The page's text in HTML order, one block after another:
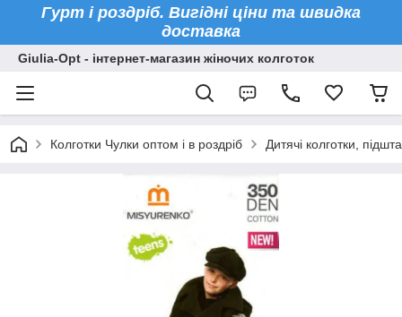
Гурт і роздріб. Вигідні ціни та швидка
доставка
Giulia-Opt - інтернет-магазин жіночих колготок
Колготки Чулки оптом і в роздріб Дитячі колготки,